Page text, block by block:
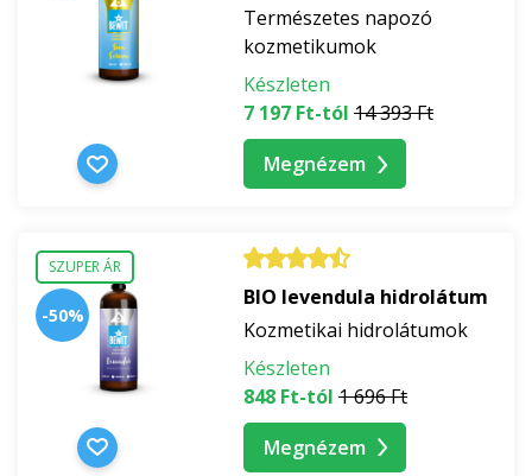
Természetes napozó
kozmetikumok
Készleten
7 197 Ft-tól 14 393 Ft
Megnézem
SZUPER ÁR
-50%
BIO levendula hidrolátum
Kozmetikai hidrolátumok
Készleten
848 Ft-tól 1 696 Ft
Megnézem